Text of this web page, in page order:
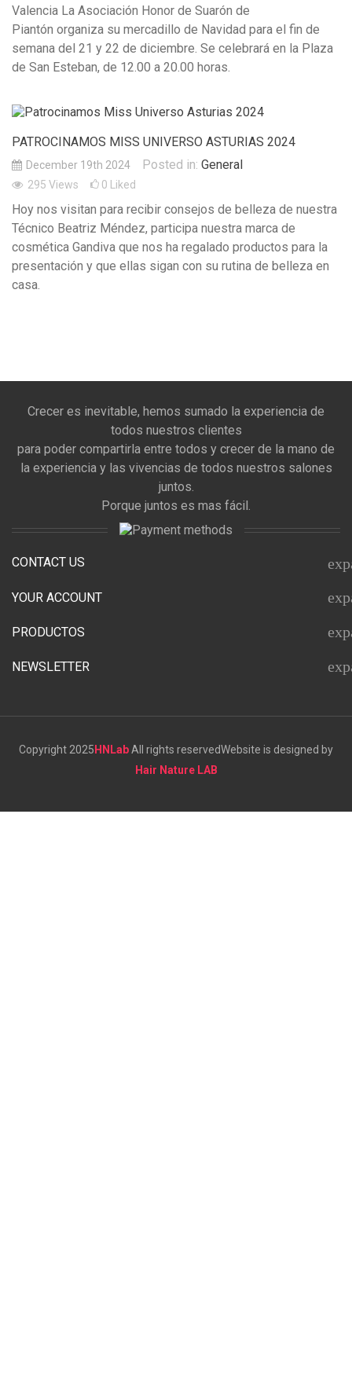
Valencia La Asociación Honor de Suarón de
Piantón organiza su mercadillo de Navidad para el fin de
semana del 21 y 22 de diciembre. Se celebrará en la Plaza
de San Esteban, de 12.00 a 20.00 horas.
PATROCINAMOS MISS UNIVERSO ASTURIAS 2024
Posted in: General
December 19th 2024
295 Views 0 Liked
Hoy nos visitan para recibir consejos de belleza de nuestra
Técnico Beatriz Méndez, participa nuestra marca de
cosmética Gandiva que nos ha regalado productos para la
presentación y que ellas sigan con su rutina de belleza en
casa.
Crecer es inevitable, hemos sumado la experiencia de
todos nuestros clientes
para poder compartirla entre todos y crecer de la mano de
la experiencia y las vivencias de todos nuestros salones
juntos.
Porque juntos es mas fácil.
CONTACT US
YOUR ACCOUNT
PRODUCTOS
NEWSLETTER
Copyright 2025 HNLabAll rights reservedWebsite is designed by
Hair Nature LAB